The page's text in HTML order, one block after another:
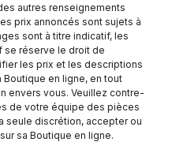
autres renseignements
prix annoncés sont sujets à
sont à titre indicatif, les
se réserve le droit de
les prix et les descriptions
en ligne, en tout
envers vous. Veuillez contre-
de votre équipe des pièces
seule discrétion, accepter ou
sa Boutique en ligne.